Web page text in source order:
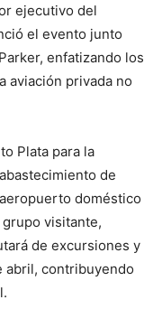
ejecutivo del
el evento junto
enfatizando los
aviación privada no
Plata para la
de
doméstico
visitante,
de excursiones y
abril, contribuyendo